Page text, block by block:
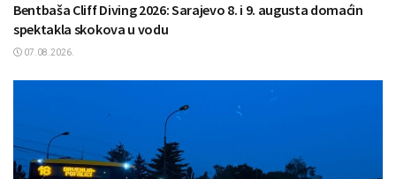
Bentbaša Cliff Diving 2026: Sarajevo 8. i 9. augusta domaćin
spektakla skokova u vodu
07.08.2026.